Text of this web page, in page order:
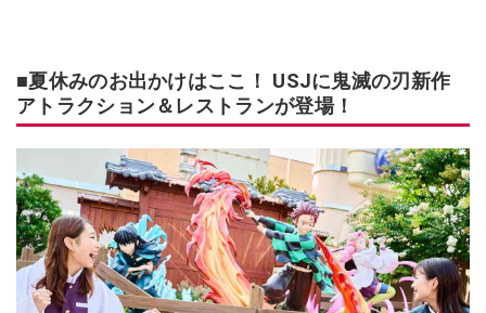
■夏休みのお出かけはここ！ USJに鬼滅の刃新作
アトラクション＆レストランが登場！